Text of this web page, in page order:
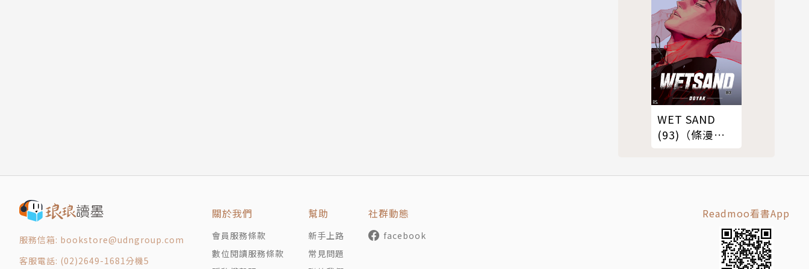
WET SAND
(93)（條漫
服務信箱: bookstore@udngroup.com
客服電話: (02)2649-1681分機5
關於我們
會員服務條款
數位閱讀服務條款
幫助
新手上路
常見問題
社群動態
facebook
Readmoo看書App